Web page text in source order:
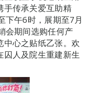
手传承关爱互助精
下午6时，展期至7月
会期间选购任何产
中心之贴纸乙张。欢
人及院生重建新生